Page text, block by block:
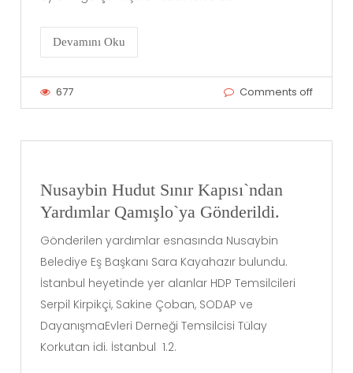
Devamını Oku
677 Comments off
Nusaybin Hudut Sınır Kapısı`ndan
Yardımlar Qamışlo`ya Gönderildi.
Gönderilen yardımlar esnasında Nusaybin
Belediye Eş Başkanı Sara Kayahazır bulundu.
İstanbul heyetinde yer alanlar HDP Temsilcileri
Serpil Kirpikçi, Sakine Çoban, SODAP ve
DayanışmaEvleri Derneği Temsilcisi Tülay
Korkutan idi. İstanbul 1.2.